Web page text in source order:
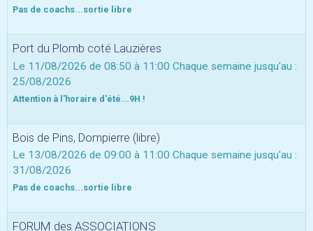
Pas de coachs...sortie libre
Port du Plomb coté Lauzières
Le 11/08/2026 de 08:50 à 11:00 Chaque semaine jusqu'au :
25/08/2026
Attention à l'horaire d'été...9H !
Bois de Pins, Dompierre (libre)
Le 13/08/2026 de 09:00 à 11:00 Chaque semaine jusqu'au :
31/08/2026
Pas de coachs...sortie libre
FORUM des ASSOCIATIONS